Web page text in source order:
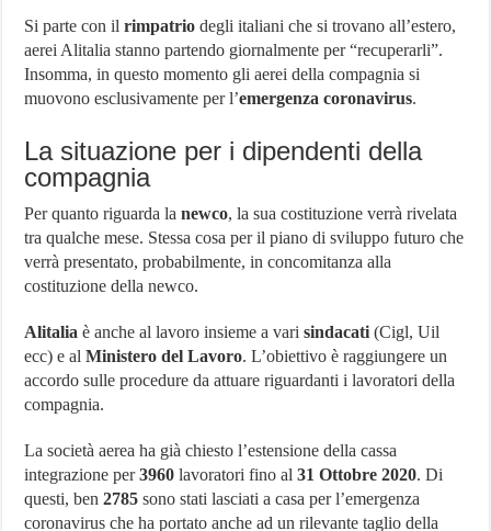
Si parte con ilrimpatrio degli italiani che si trovano all’estero,
aerei Alitalia stanno partendo giornalmente per “recuperarli”.
Insomma, in questo momento gli aerei della compagnia si
muovono esclusivamente per l’emergenza coronavirus.
La situazione per i dipendenti della
compagnia
Per quanto riguarda lanewco, la sua costituzione verrà rivelata
tra qualche mese. Stessa cosa per il piano di sviluppo futuro che
verrà presentato, probabilmente, in concomitanza alla
costituzione della newco.
Alitalia è anche al lavoro insieme a varisindacati (Cigl, Uil
ecc) e alMinistero del Lavoro. L’obiettivo è raggiungere un
accordo sulle procedure da attuare riguardanti i lavoratori della
compagnia.
La società aerea ha già chiesto l’estensione della cassa
integrazione per3960 lavoratori fino al31 Ottobre 2020. Di
questi, ben2785 sono stati lasciati a casa per l’emergenza
coronavirus che ha portato anche ad un rilevante taglio della